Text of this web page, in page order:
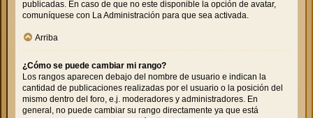
publicadas. En caso de que no este disponible la opción de avatar,
comuníquese con La Administración para que sea activada.
Arriba
¿Cómo se puede cambiar mi rango?
Los rangos aparecen debajo del nombre de usuario e indican la
cantidad de publicaciones realizadas por el usuario o la posición del
mismo dentro del foro, e.j. moderadores y administradores. En
general, no puede cambiar su rango directamente ya que está